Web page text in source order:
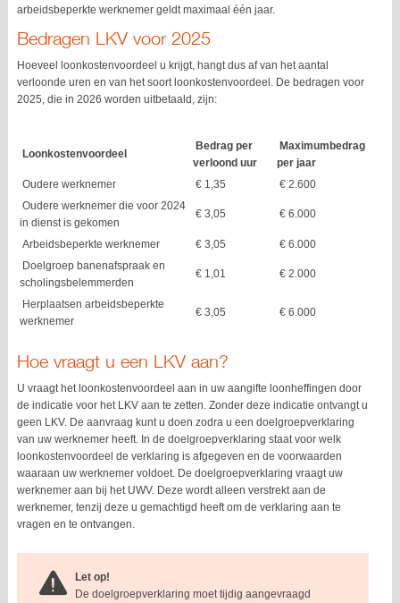
arbeidsbeperkte werknemer geldt maximaal één jaar.
Bedragen LKV voor 2025
Hoeveel loonkostenvoordeel u krijgt, hangt dus af van het aantal
verloonde uren en van het soort loonkostenvoordeel. De bedragen voor
2025, die in 2026 worden uitbetaald, zijn:
Loonkostenvoordeel
Bedrag per
verloond uur
Maximumbedrag
per jaar
Oudere werknemer
€ 1,35
€ 2.600
Oudere werknemer die voor 2024
in dienst is gekomen
€ 3,05 € 6.000
Arbeidsbeperkte werknemer € 3,05
€ 6.000
Doelgroep banenafspraak en
scholingsbelemmerden
€ 1,01 € 2.000
Herplaatsen arbeidsbeperkte
werknemer
€ 3,05 € 6.000
Hoe vraagt u een LKV aan?
U vraagt het loonkostenvoordeel aan in uw aangifte loonheffingen door
de indicatie voor het LKV aan te zetten. Zonder deze indicatie ontvangt u
geen LKV. De aanvraag kunt u doen zodra u een doelgroepverklaring
van uw werknemer heeft. In de doelgroepverklaring staat voor welk
loonkostenvoordeel de verklaring is afgegeven en de voorwaarden
waaraan uw werknemer voldoet. De doelgroepverklaring vraagt uw
werknemer aan bij het UWV. Deze wordt alleen verstrekt aan de
werknemer, tenzij deze u gemachtigd heeft om de verklaring aan te
vragen en te ontvangen.
Let op!
De doelgroepverklaring moet tijdig aangevraagd